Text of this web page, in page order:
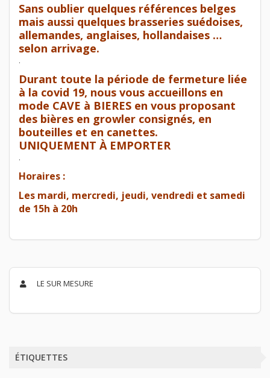
Sans oublier quelques références belges
mais aussi quelques brasseries suédoises,
allemandes, anglaises, hollandaises …
selon arrivage.
.
Durant toute la période de fermeture liée
à la covid 19, nous vous accueillons en
mode CAVE à BIERES en vous proposant
des bières en growler consignés, en
bouteilles et en canettes.
UNIQUEMENT À EMPORTER
.
Horaires :
Les mardi, mercredi, jeudi, vendredi et samedi
de 15h à 20h
LE SUR MESURE
ÉTIQUETTES